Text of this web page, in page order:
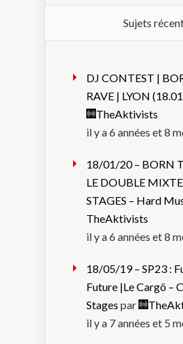
Sujets
DJ CONTEST |
RAVE | LYON
TheAktivists
il y a 6 années et 8
18/01/20 – BORN
LE DOUBLE
STAGES – Hard
TheAktivists
il y a 6 années et 8
18/05/19 – SP23 :
Future |Le Cargö –
Stages par
il y a 7 années et 5